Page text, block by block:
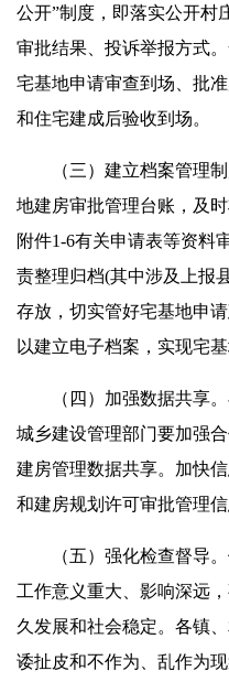
公开”制度，即落实公开村
审批结果、投诉举报方式
宅基地申请审查到场、批
和住宅建成后验收到场。
（三）建立档案管理制
地建房审批管理台账，及
附件1-6有关申请表等资料
责整理归档(其中涉及上报
存放，切实管好宅基地申
以建立电子档案，实现宅基
（四）加强数据共享。
城乡建设管理部门要加强
建房管理数据共享。加快
和建房规划许可审批管理
（五）强化检查督导。
工作意义重大、影响深远
久发展和社会稳定。各镇
诿扯皮和不作为、乱作为